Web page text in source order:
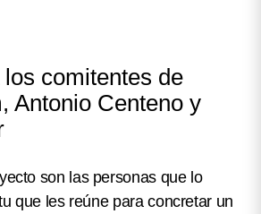
comitentes de
Antonio Centeno y
son las personas que lo
que les reúne para concretar un